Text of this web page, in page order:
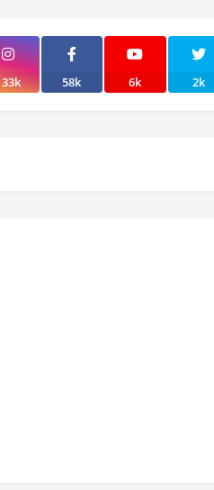
58k 6k 2k